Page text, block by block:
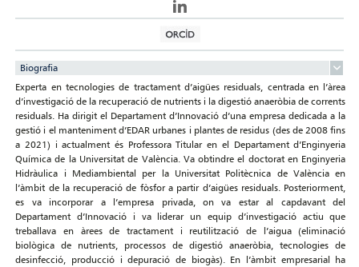
Biografia
Experta en tecnologies de tractament d’aigües residuals, centrada en l’àrea
d’investigació de la recuperació de nutrients i la digestió anaeròbia de corrents
residuals. Ha dirigit el Departament d’Innovació d’una empresa dedicada a la
gestió i el manteniment d’EDAR urbanes i plantes de residus (des de 2008 fins
a 2021) i actualment és Professora Titular en el Departament d’Enginyeria
Química de la Universitat de València. Va obtindre el doctorat en Enginyeria
Hidràulica i Mediambiental per la Universitat Politècnica de València en
l’àmbit de la recuperació de fòsfor a partir d’aigües residuals. Posteriorment,
es va incorporar a l’empresa privada, on va estar al capdavant del
Departament d’Innovació i va liderar un equip d’investigació actiu que
treballava en àrees de tractament i reutilització de l’aigua (eliminació
biològica de nutrients, processos de digestió anaeròbia, tecnologies de
desinfecció, producció i depuració de biogàs). En l’àmbit empresarial ha